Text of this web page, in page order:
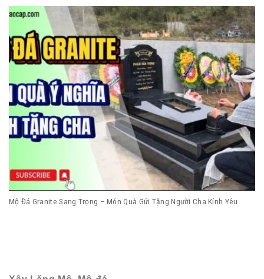
Mộ Đá Granite Sang Trọng – Món Quà Gửi Tặng Người Cha Kính Yêu